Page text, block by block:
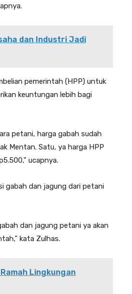
dan Industri Jadi
pemerintah (HPP) untuk
keuntungan lebih bagi
petani, harga gabah sudah
Mentan. Satu, ya harga HPP
ucapnya.
gabah dan jagung dari petani
dan jagung petani ya akan
kata Zulhas.
Lingkungan